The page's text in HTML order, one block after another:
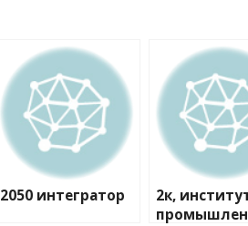
2050 интегратор
2к,